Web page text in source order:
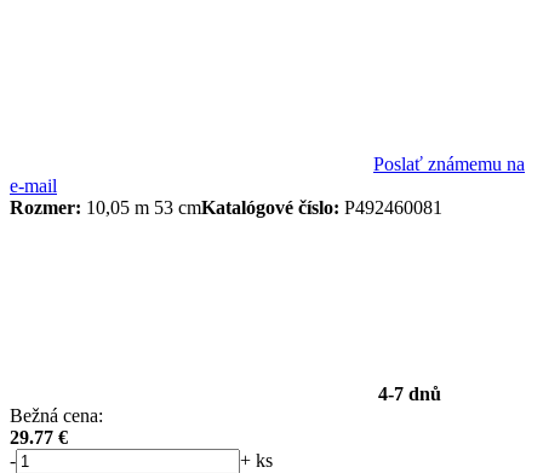
Poslať známemu na
e-mail
Rozmer: 10,05 m 53 cmKatalógové číslo: P492460081
4-7 dnů
Bežná cena:
29.77 €
-
+ ks